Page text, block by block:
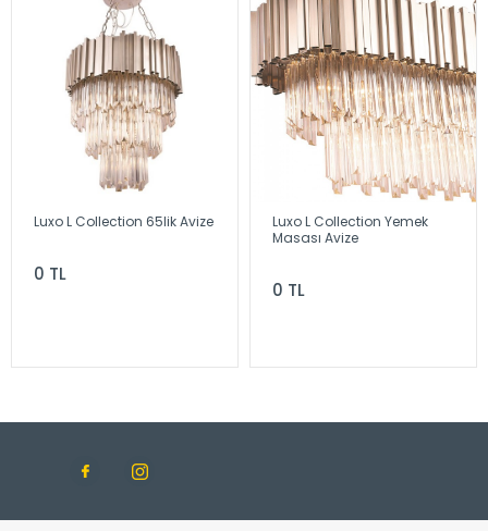
Luxo L Collection 65lik Avize
0 TL
Luxo L Collection Yemek
Masası Avize
0 TL